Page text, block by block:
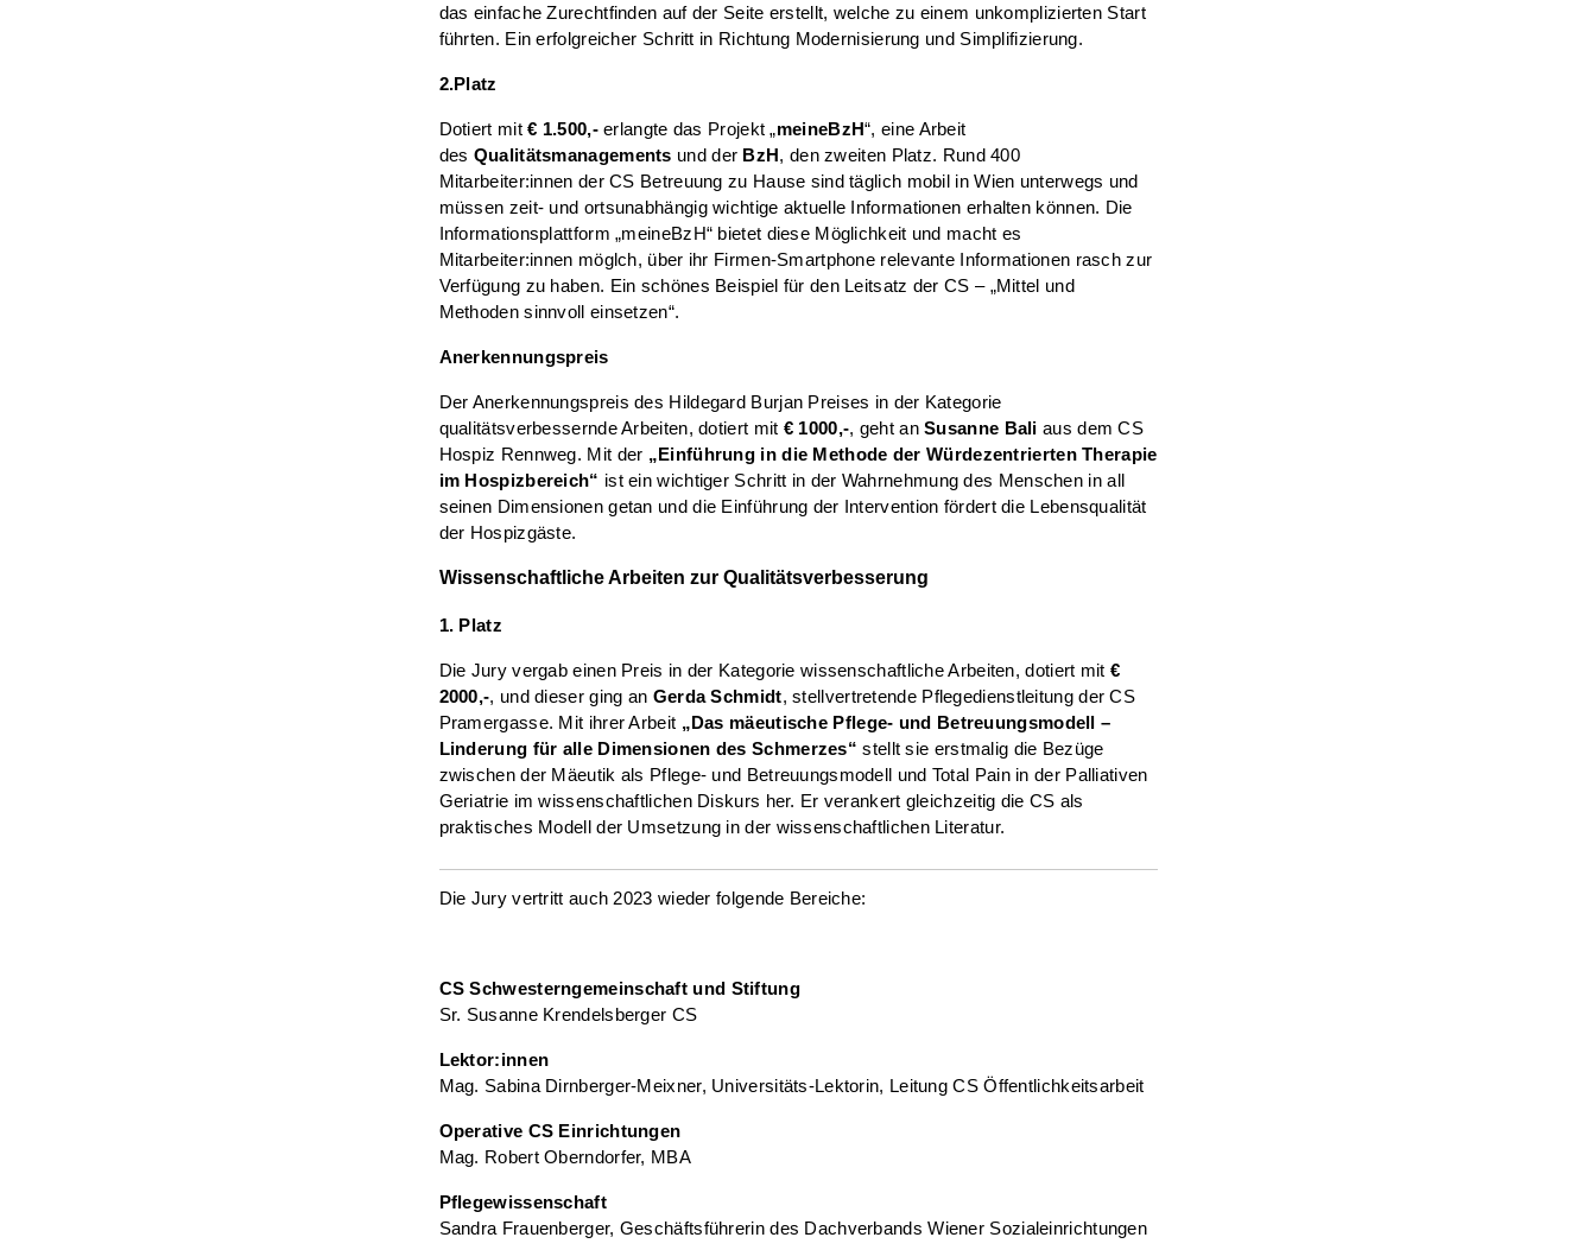
das einfache Zurechtfinden auf der Seite erstellt, welche zu einem unkomplizierten Start
führten. Ein erfolgreicher Schritt in Richtung Modernisierung und Simplifizierung.
2.Platz
Dotiert mit€ 1.500,-erlangte das Projekt „meineBzH“, eine Arbeit
des Qualitätsmanagements und der BzH, den zweiten Platz. Rund 400
Mitarbeiter:innen der CS Betreuung zu Hause sind täglich mobil in Wien unterwegs und
müssen zeit- und ortsunabhängig wichtige aktuelle Informationen erhalten können. Die
Informationsplattform „meineBzH“ bietet diese Möglichkeit und macht es
Mitarbeiter:innen möglch, über ihr Firmen-Smartphone relevante Informationen rasch zur
Verfügung zu haben. Ein schönes Beispiel für den Leitsatz der CS – „Mittel und
Methoden sinnvoll einsetzen“.
Anerkennungspreis
Der Anerkennungspreis des Hildegard Burjan Preises in der Kategorie
qualitätsverbessernde Arbeiten, dotiert mit € 1000,-, geht anSusanne Bali aus dem CS
Hospiz Rennweg. Mit der „Einführung in die Methode der Würdezentrierten Therapie
im Hospizbereich“ ist ein wichtiger Schritt in der Wahrnehmung des Menschen in all
seinen Dimensionen getan und die Einführung der Intervention fördert die Lebensqualität
der Hospizgäste.
Wissenschaftliche Arbeiten zur Qualitätsverbesserung
1. Platz
Die Jury vergab einen Preis in der Kategorie wissenschaftliche Arbeiten, dotiert mit €
2000,-, und dieser ging an Gerda Schmidt, stellvertretende Pflegedienstleitung der CS
Pramergasse. Mit ihrer Arbeit „Das mäeutische Pflege- und Betreuungsmodell –
Linderung für alle Dimensionen des Schmerzes“ stellt sie erstmalig die Bezüge
zwischen der Mäeutik als Pflege- und Betreuungsmodell und Total Pain in der Palliativen
Geriatrie im wissenschaftlichen Diskurs her. Er verankert gleichzeitig die CS als
praktisches Modell der Umsetzung in der wissenschaftlichen Literatur.
Die Jury vertritt auch 2023 wieder folgende Bereiche:
CS Schwesterngemeinschaft und Stiftung
Sr. Susanne Krendelsberger CS
Lektor:innen
Mag. Sabina Dirnberger-Meixner, Universitäts-Lektorin, Leitung CS Öffentlichkeitsarbeit
Operative CS Einrichtungen
Mag. Robert Oberndorfer, MBA
Pflegewissenschaft
Sandra Frauenberger, Geschäftsführerin des Dachverbands Wiener Sozialeinrichtungen